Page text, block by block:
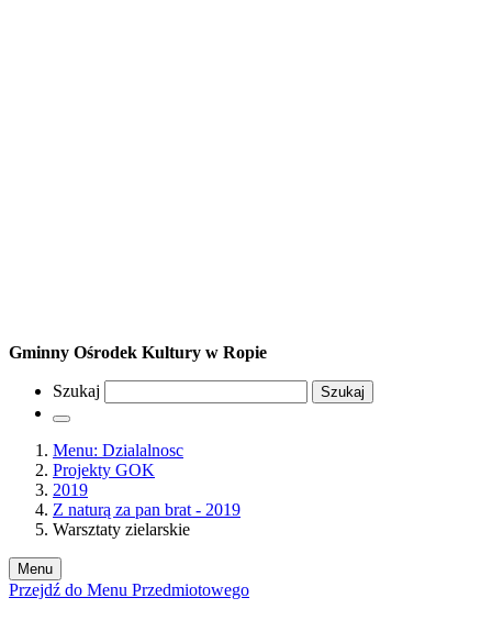
Gminny Ośrodek Kultury w Ropie
Szukaj Szukaj
Menu: Dzialalnosc
Projekty GOK
2019
Z naturą za pan brat - 2019
Warsztaty zielarskie
Menu
Przejdź do Menu Przedmiotowego